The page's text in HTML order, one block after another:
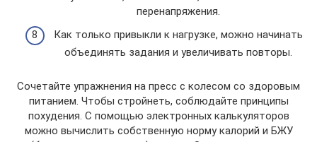
перенапряжения.
Как только привыкли к нагрузке, можно начинать
объединять задания и увеличивать повторы.
Сочетайте упражнения на пресс с колесом со здоровым
питанием. Чтобы стройнеть, соблюдайте принципы
похудения. С помощью электронных калькуляторов
можно вычислить собственную норму калорий и БЖУ